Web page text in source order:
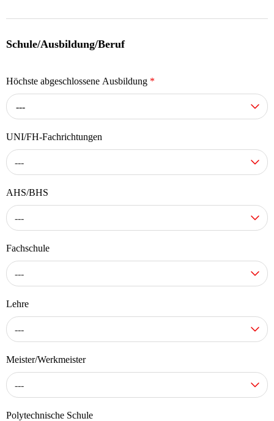
Schule/Ausbildung/Beruf
Höchste abgeschlossene Ausbildung *
---
UNI/FH-Fachrichtungen
---
AHS/BHS
---
Fachschule
---
Lehre
---
Meister/Werkmeister
---
Polytechnische Schule